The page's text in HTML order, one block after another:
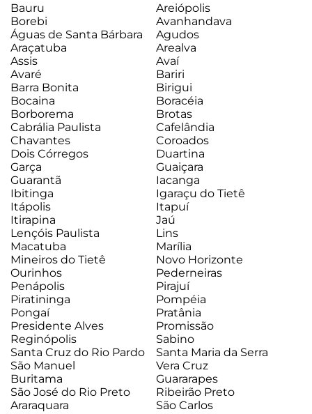
Bauru
Areiópolis
Borebi
Avanhandava
Águas de Santa Bárbara
Agudos
Araçatuba
Arealva
Assis
Avaí
Avaré
Bariri
Barra Bonita
Birigui
Bocaina
Boracéia
Borborema
Brotas
Cabrália Paulista
Cafelândia
Chavantes
Coroados
Dois Córregos
Duartina
Garça
Guaiçara
Guarantã
Iacanga
Ibitinga
Igaraçu do Tietê
Itápolis
Itapuí
Itirapina
Jaú
Lençóis Paulista
Lins
Macatuba
Marília
Mineiros do Tietê
Novo Horizonte
Ourinhos
Pederneiras
Penápolis
Pirajuí
Piratininga
Pompéia
Pongaí
Pratânia
Presidente Alves
Promissão
Reginópolis
Sabino
Santa Cruz do Rio Pardo
Santa Maria da Serra
São Manuel
Vera Cruz
Buritama
Guararapes
São José do Rio Preto
Ribeirão Preto
Araraquara
São Carlos